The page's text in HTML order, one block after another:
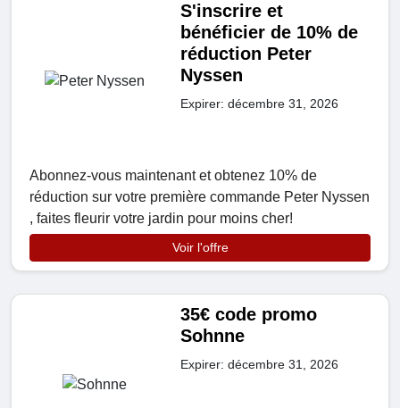
S'inscrire et
bénéficier de 10% de
réduction Peter
Nyssen
Expirer: décembre 31, 2026
Abonnez-vous maintenant et obtenez 10% de
réduction sur votre première commande Peter Nyssen
, faites fleurir votre jardin pour moins cher!
Voir l'offre
35€ code promo
Sohnne
Expirer: décembre 31, 2026